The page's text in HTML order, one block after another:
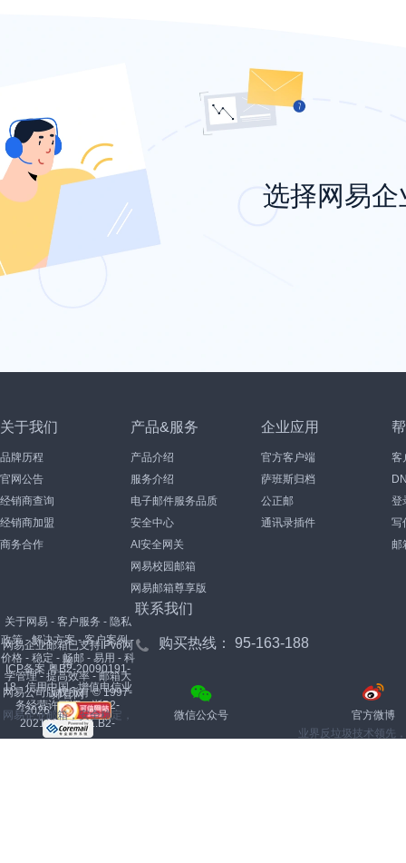
选择网易
关于我们
品牌历程
官网公告
经销商查询
经销商加盟
商务合作
产品&服务
产品介绍
服务介绍
电子邮件服务品质
安全中心
AI安全网关
网易校园邮箱
网易邮箱尊享版
企业应用
官方客户端
萨班斯归档
公正邮
通讯录插件
客
登
写
邮
联系我们
购买热线： 95-163-188
微信公众号 官方微博
关于网易 - 客户服务 - 隐私
政策 -解决方案-客户案例-
价格 - 稳定 - 畅邮- 易用 - 科
学管理-提高效率-邮箱大
师官网
网易企业邮箱已支持IPv6网
络
ICP备案 粤B2-20090191-
18- 信用中国-增值电信业
务经营许可证：浙B2-
20210039，B1.B2-
网易公司版权所有 © 1997-
-2026
网易企业邮箱，安全稳定，
业界反垃圾技术领先